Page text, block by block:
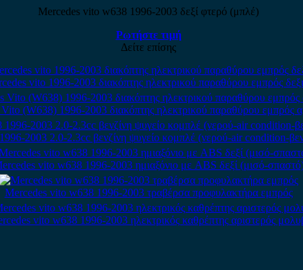
Mercedes vito w638 1996-2003 δεξί φτερό (μπλέ)
Ρωτήστε τιμή
Δείτε επίσης
vito 1996-2003 διακόπτης ηλεκτρικού παραθύρου εμπρός
(W638) 1996-2003 διακόπτης ηλεκτρικού παραθύρου εμπρός
2003 2.0-2.3cc βενζίνη ψυγείο κομπλέ (νερού-air condition-
vito w638 1996-2003 ημιαξόνιο με ABS δεξί (μισό-
Mercedes vito w638 1996-2003 τραβέρσα προφυλακτήρα εμπρός
vito w638 1996-2003 ηλεκτρικός καθρέπτης αριστερός